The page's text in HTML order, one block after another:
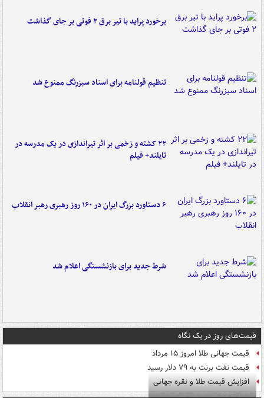
برخورد پراید با تیر برق ۲ فوتی بر جای گذاشت
تنظیم قولنامه برای اسناد سبزرنگ ممنوع شد
۲۲ کشته و زخمی بر اثر تیراندازی در یک مدرسه در
تایلند+ فیلم
۶ دستاورد بزرگ ایران در ۱۶۰ روز رهبری رهبر انقلاب
شرط جدید برای بازنشستگی اعلام شد
قیمت‌های روز در یک نگاه
قیمت جهانی طلا امروز ۱۵ مرداد
قیمت نفت برنت به ۷۹ دلار رسید
افزایش قیمت طلا و نقره جهانی